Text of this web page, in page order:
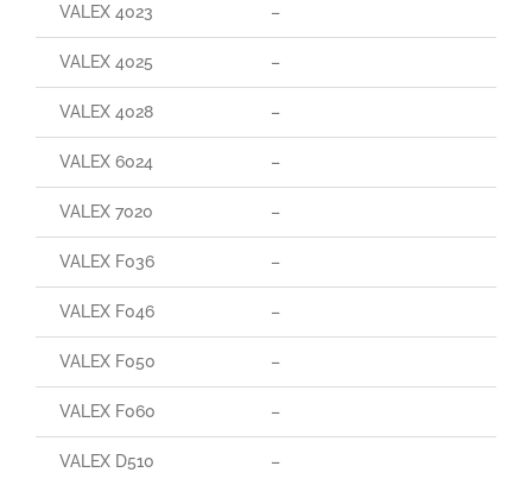
VALEX 4023 –
VALEX 4025 –
VALEX 4028 –
VALEX 6024 –
VALEX 7020 –
VALEX F036 –
VALEX F046 –
VALEX F050 –
VALEX F060 –
VALEX D510 –